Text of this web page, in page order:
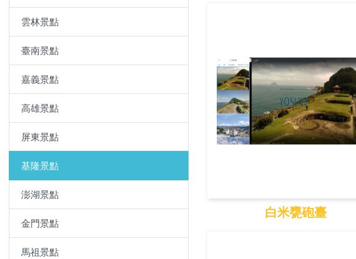
雲林景點
臺南景點
嘉義景點
高雄景點
屏東景點
基隆景點
澎湖景點
金門景點
馬祖景點
白米甕砲臺